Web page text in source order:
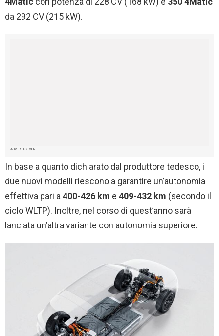
da 292 CV (215 kW).
ADVERTISEMENT
In base a quanto dichiarato dal produttore tedesco, i
due nuovi modelli riescono a garantire un’autonomia
effettiva pari a 400-426 km e 409-432 km (secondo il
ciclo WLTP). Inoltre, nel corso di quest’anno sarà
lanciata un’altra variante con autonomia superiore.